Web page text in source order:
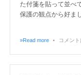
た付箋を貼って並べ
保護の観点から好ま
»Read more • コメント